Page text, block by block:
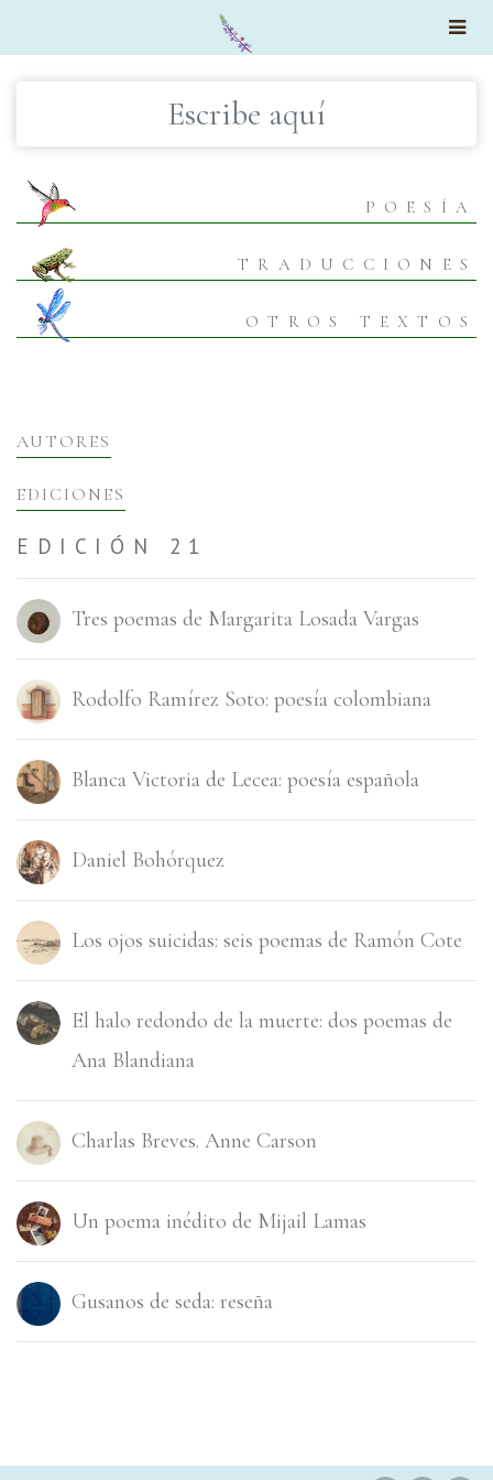
×
POESÍA
TRADUCCIONES
OTROS TEXTOS
AUTORES
EDICIONES
EDICIÓN 21
Tres poemas de Margarita Losada Vargas
Rodolfo Ramí­rez Soto: poesí­a colombiana
Blanca Victoria de Lecea: poesí­a española
Daniel Bohórquez
Los ojos suicidas: seis poemas de Ramón Cote
El halo redondo de la muerte: dos poemas de
Ana Blandiana
Charlas Breves. Anne Carson
Un poema inédito de Mijail Lamas
Gusanos de seda: reseña